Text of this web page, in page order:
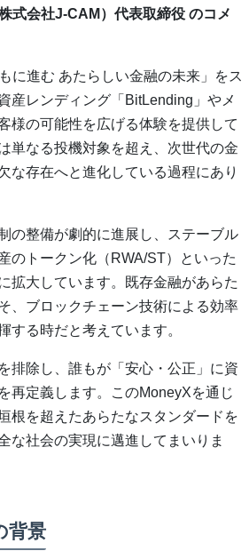
式会社J-CAM）代表取締役 のコメ
に進む あたらしい金融の未来」をス
産レンディング「BitLending」やメ
様の可能性を広げる体験を提供して
単なる投機対象を超え、次世代の金
な存在へと進化している過程にあり
の整備が劇的に進展し、ステーブル
のトークン化（RWA/ST）といった
拡大しています。既存金融があらた
、ブロックチェーン技術による効率
する時だと考えています。
排除し、誰もが「安心・公正」に資
再定義します。このMoneyXを通じ
根を超えたあらたなスタンダードを
な社会の実現に邁進してまいりま
背景